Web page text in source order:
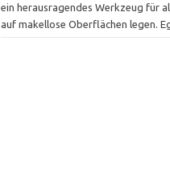
ein herausragendes Werkzeug für
auf makellose Oberflächen legen.